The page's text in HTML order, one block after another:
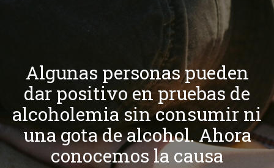
Algunas personas pueden
dar positivo en pruebas de
alcoholemia sin consumir ni
una gota de alcohol. Ahora
conocemos la causa